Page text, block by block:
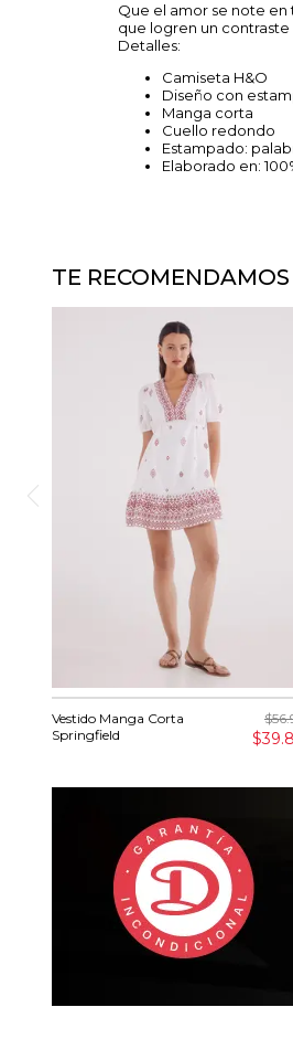
Que el amor se note
que logren un contraste
Detalles:
Camiseta H&O
Diseño con
Manga corta
Cuello redondo
Estampado:
Elaborado en:
TE RECOMENDAMOS
Vestido Manga Corta
Springfield